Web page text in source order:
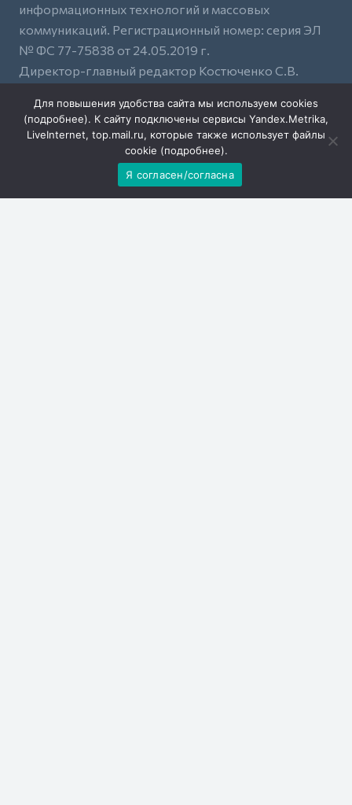
информационных технологий и массовых
коммуникаций. Регистрационный номер: серия ЭЛ
№ ФС 77-75838 от 24.05.2019 г.
Директор-главный редактор Костюченко С.В.
ответственностью «Редакция газеты «Степная
новь»
16+ Все права защищены. Копирование и
использование полных материалов запрещено,
Для повышения удобства сайта мы используем cookies
(подробнее). К сайту подключены сервисы Yandex.Metrika,
LiveInternet, top.mail.ru, которые также использует файлы
cookie (подробнее).
Я согласен/согласна